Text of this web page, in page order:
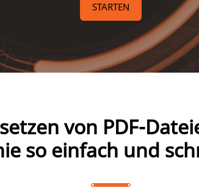
STARTEN
von PDF-
so einfach und